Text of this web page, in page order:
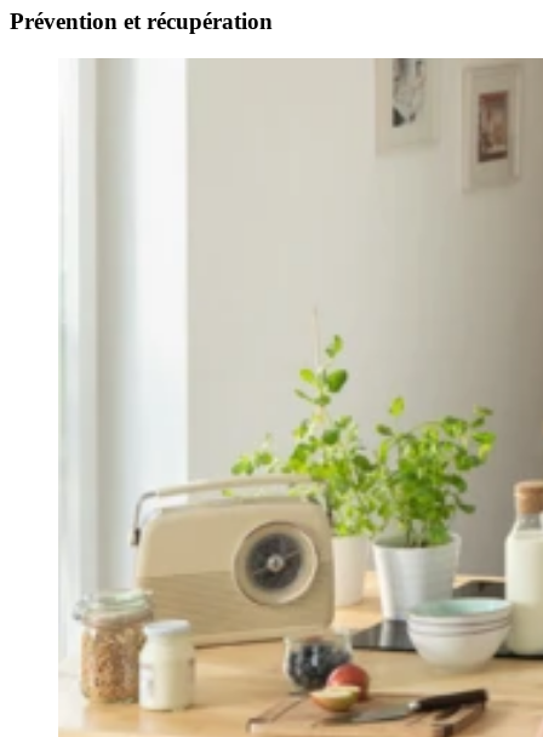
Prévention et récupération